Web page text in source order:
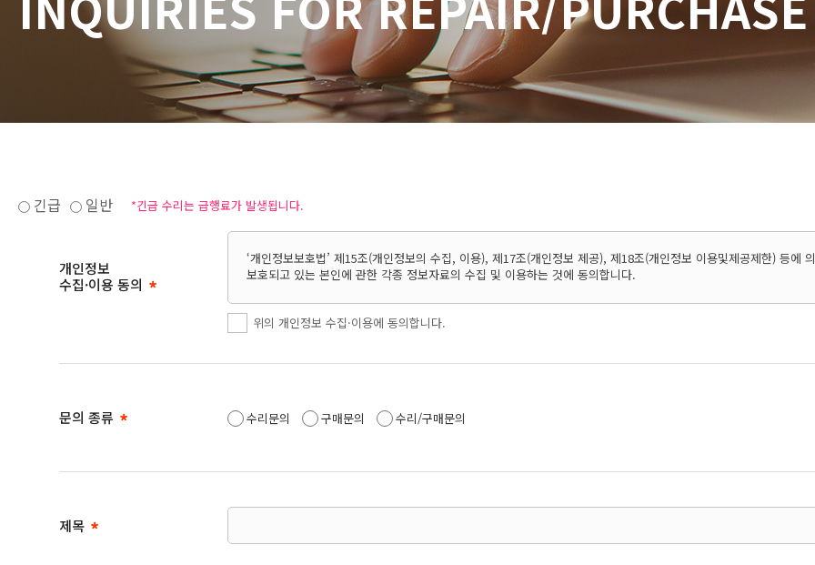
긴급 일반 *긴급 수리는 급행료가 발생됩니다.
개인정보
수집·이용 동의
‘개인정보보호법’ 제15조(개인정보의 수집, 이용), 제17조(개인정보 제공), 제18조(개인정보 이용및제공제한) 등에
보호되고 있는 본인에 관한 각종 정보자료의 수집 및 이용하는 것에 동의합니다.
위의 개인정보 수집·이용에 동의합니다.
문의 종류 수리문의 구매문의 수리/구매문의
제목